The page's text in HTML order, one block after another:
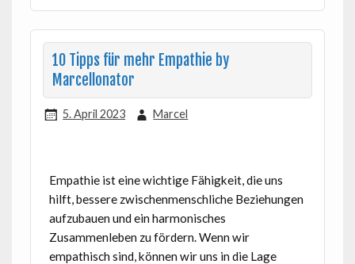
10 Tipps für mehr Empathie by
Marcellonator
5. April 2023 Marcel
Empathie ist eine wichtige Fähigkeit, die uns
hilft, bessere zwischenmenschliche Beziehungen
aufzubauen und ein harmonisches
Zusammenleben zu fördern. Wenn wir
empathisch sind, können wir uns in die Lage